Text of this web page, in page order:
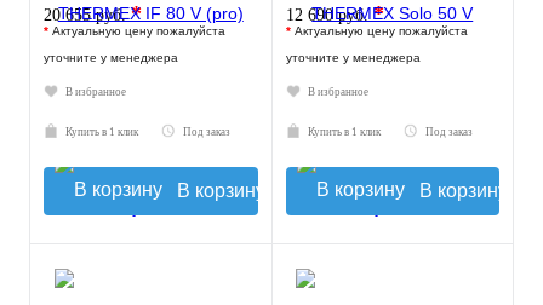
20 655 руб.*
* Актуальную цену пожалуйста
уточните у менеджера
В избранное
Купить в 1 клик Под заказ
В корзину
12 690 руб.*
* Актуальную цену пожалуйста
уточните у менеджера
В избранное
Купить в 1 клик Под заказ
В корзину